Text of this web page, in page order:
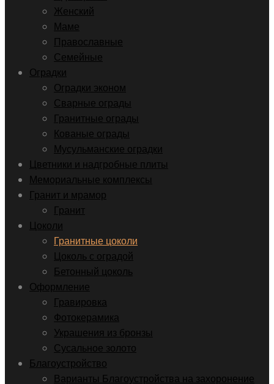
Женский
Маме
Православные
Семейные
Оградки
Оградки эконом
Сварные ограды
Гранитные ограды
Кованые ограды
Мусульманские оградки
Цветники и надгробные плиты
Мемориальные комплексы
Гранит и мрамор
Гранит
Цоколи
Гранитные цоколи
Цоколь с оградой
Бетонный цоколь
Оформление
Гравировка
Фотокерамика
Украшения из бронзы
Сусальное золото
Благоустройство
Варианты Благоустройства на захоронение